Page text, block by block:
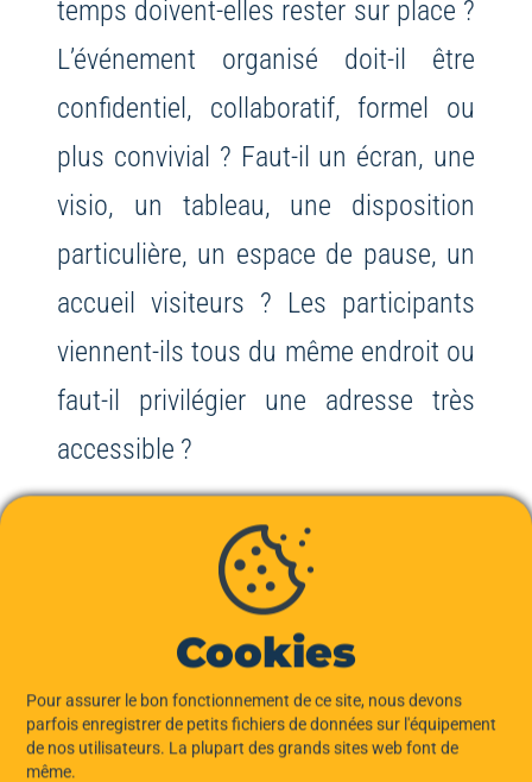
temps doivent-elles rester sur place ?
L’événement organisé doit-il être
confidentiel, collaboratif, formel ou
plus convivial ? Faut-il un écran, une
visio, un tableau, une disposition
particulière, un espace de pause, un
accueil visiteurs ? Les participants
viennent-ils tous du même endroit ou
faut-il privilégier une adresse très
accessible ?
Ces questions ne sont pas là pour
alourdir l’organisation. Elles servent
au contraire à faire le tri rapidement.
Plus le déroulé est clair, plus il devient
facile d’identifier le bon niveau de
cadre : une salle simple pour un
Cookies
Pour assurer le bon fonctionnement de ce site, nous devons
parfois enregistrer de petits fichiers de données sur l'équipement
de nos utilisateurs. La plupart des grands sites web font de
même.